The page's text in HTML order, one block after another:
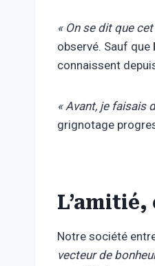
« On se dit que
observé. Sauf que
connaissent
« Avant, je faisais
grignotage
Notre société
vecteur de